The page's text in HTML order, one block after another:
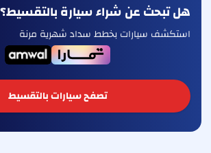
هل تبحث عن شراء سيارة بالتقسيط؟
استكشف سيارات بخطط سداد شهرية مرنة
تصفح سيارات بالتقسيط